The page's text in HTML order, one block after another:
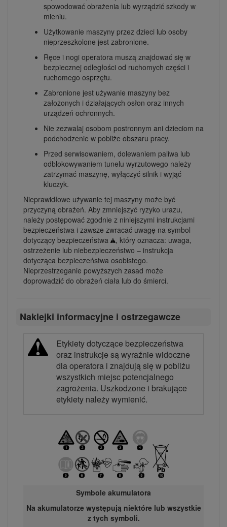
spowodować obrażenia lub wyrządzić szkody w
mieniu.
Użytkowanie maszyny przez dzieci lub osoby
nieprzeszkolone jest zabronione.
Ręce i nogi operatora muszą znajdować się w
bezpiecznej odległości od ruchomych części i
ruchomego osprzętu.
Zabronione jest używanie maszyny bez
założonych i działających osłon oraz innych
urządzeń ochronnych.
Nie zezwalaj osobom postronnym ani dzieciom na
podchodzenie w pobliże obszaru pracy.
Przed serwisowaniem, dolewaniem paliwa lub
odblokowywaniem tunelu wyrzutowego należy
zatrzymać maszynę, wyłączyć silnik i wyjąć
kluczyk.
Nieprawidłowe używanie tej maszyny może być
przyczyną obrażeń. Aby zmniejszyć ryzyko urazu,
należy postępować zgodnie z niniejszymi instrukcjami
bezpieczeństwa i zawsze zwracać uwagę na symbol
dotyczący bezpieczeństwa
, który oznacza: uwaga,
ostrzeżenie lub niebezpieczeństwo – instrukcja
dotycząca bezpieczeństwa osobistego.
Nieprzestrzeganie powyższych zasad może
doprowadzić do obrażeń ciała lub do śmierci.
Naklejki informacyjne i ostrzegawcze
Etykiety dotyczące bezpieczeństwa
oraz instrukcje są wyraźnie widoczne
dla operatora i znajdują się w pobliżu
wszystkich miejsc potencjalnego
zagrożenia. Uszkodzone i brakujące
etykiety należy wymienić.
Symbole akumulatora
Na akumulatorze występują niektóre lub wszystkie
z tych symboli.